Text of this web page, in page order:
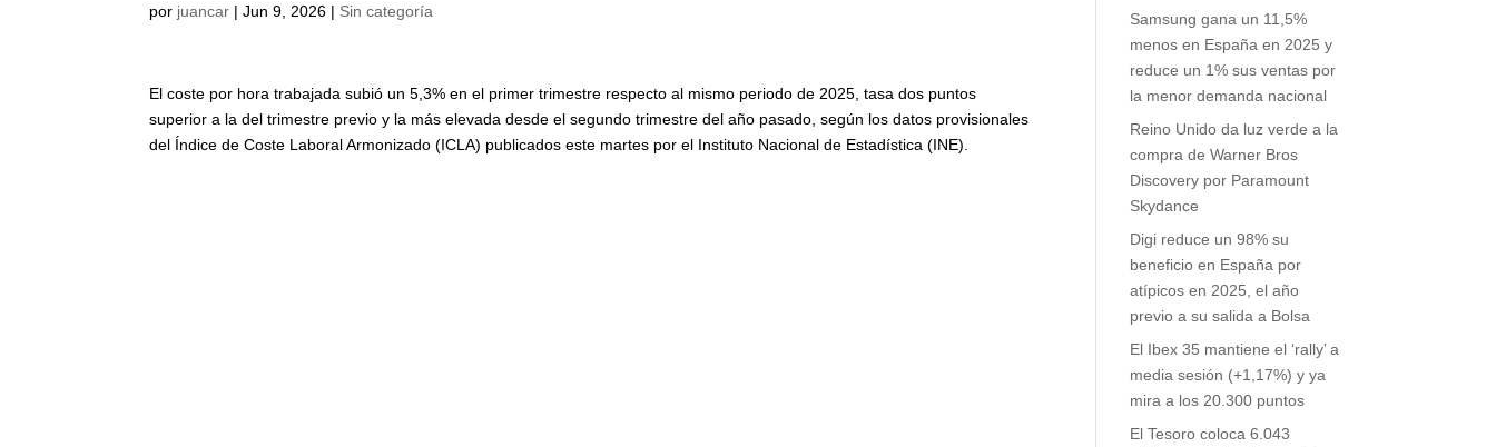
por juancar |Jun 9, 2026 | Sin categoría
El coste por hora trabajada subió un 5,3% en el primer trimestre respecto al mismo periodo de 2025, tasa dos puntos
superior a la del trimestre previo y la más elevada desde el segundo trimestre del año pasado, según los datos provisionales
del Índice de Coste Laboral Armonizado (ICLA) publicados este martes por el Instituto Nacional de Estadística (INE).
Samsung gana un 11,5%
menos en España en 2025 y
reduce un 1% sus ventas por
la menor demanda nacional
Reino Unido da luz verde a la
compra de Warner Bros
Discovery por Paramount
Skydance
Digi reduce un 98% su
beneficio en España por
atípicos en 2025, el año
previo a su salida a Bolsa
El Ibex 35 mantiene el ‘rally’ a
media sesión (+1,17%) y ya
mira a los 20.300 puntos
El Tesoro coloca 6.043